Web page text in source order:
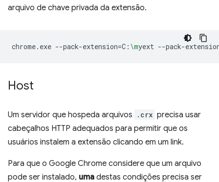
arquivo de chave privada da extensão.
chrome.exe --pack-extension=C: \myext --pack-
Host
Um servidor que hospeda arquivos .crx precisa usar
cabeçalhos HTTP adequados para permitir que os
usuários instalem a extensão clicando em um link.
Para que o Google Chrome considere que um arquivo
pode ser instalado, uma destas condições precisa ser